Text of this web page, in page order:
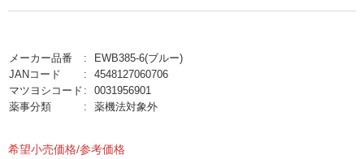
メーカー品番
EWB385-6(ブルー)
JANコード
4548127060706
マツヨシコード
0031956901
薬事分類
薬機法対象外
希望小売価格/参考価格